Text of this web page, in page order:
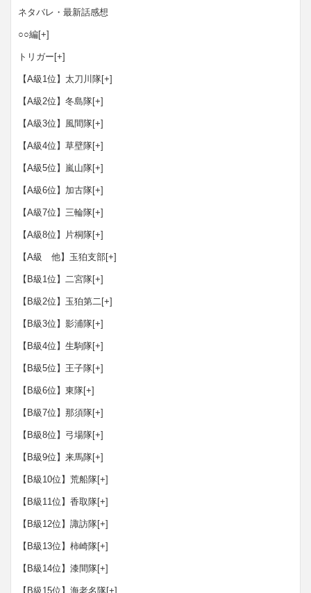
ネタバレ・最新話感想
○○編[+]
トリガー [+]
【A級1位】太刀川隊[+]
【A級2位】冬島隊[+]
【A級3位】風間隊[+]
【A級4位】草壁隊[+]
【A級5位】嵐山隊[+]
【A級6位】加古隊[+]
【A級7位】三輪隊[+]
【A級8位】片桐隊[+]
【A級 他】玉狛支部[+]
【B級1位】二宮隊[+]
【B級2位】玉狛第二[+]
【B級3位】影浦隊[+]
【B級4位】生駒隊[+]
【B級5位】王子隊[+]
【B級6位】東隊[+]
【B級7位】那須隊[+]
【B級8位】弓場隊[+]
【B級9位】来馬隊[+]
【B級10位】荒船隊[+]
【B級11位】香取隊[+]
【B級12位】諏訪隊[+]
【B級13位】柿崎隊[+]
【B級14位】漆間隊[+]
【B級15位】海老名隊[+]